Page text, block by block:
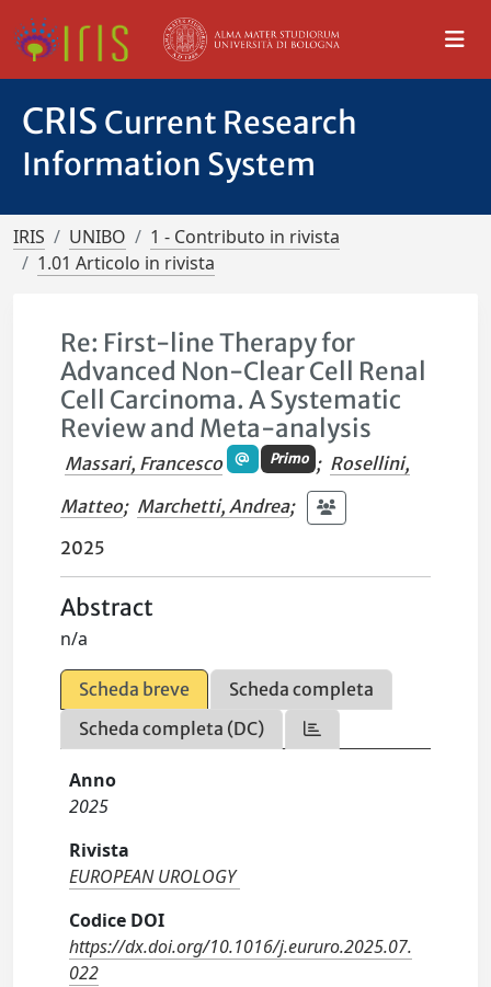
CRIS Current Research
Information System
IRIS UNIBO
1 - Contributo in rivista
1.01 Articolo in rivista
Re: First-line Therapy for
Advanced Non-Clear Cell Renal
Cell Carcinoma. A Systematic
Review and Meta-analysis
Massari, Francesco Primo ; Rosellini,
Matteo; Marchetti, Andrea;
2025
Abstract
n/a
Scheda breve
Scheda completa
Scheda completa (DC)
Anno
2025
Rivista
EUROPEAN UROLOGY
Codice DOI
https://dx.doi.org/10.1016/j.eururo.2025.07.
022